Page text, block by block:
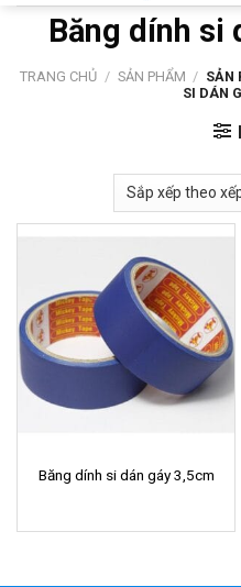
Băng dính si
TRANG CHỦ / SẢN PHẨM / SẢN
SI DÁN
Băng dính si dán gáy 3,5cm